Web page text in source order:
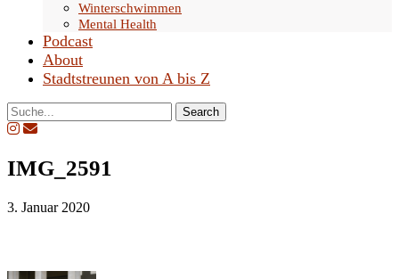
Winterschwimmen
Mental Health
Podcast
About
Stadtstreunen von A bis Z
Search
IMG_2591
3. Januar 2020